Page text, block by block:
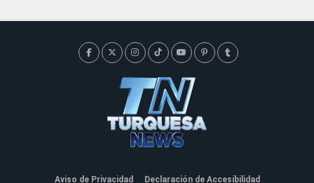
Aviso de Privacidad Declaración de Accesibilidad